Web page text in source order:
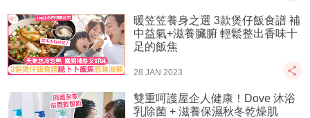
暖笠笠養身之選 3款煲仔飯食譜 補
中益氣+滋養臟腑 輕鬆整出香味十
足的飯焦
28 JAN 2023
雙重呵護屋企人健康！Dove 沐浴
乳除菌 + 滋養保濕秋冬乾燥肌